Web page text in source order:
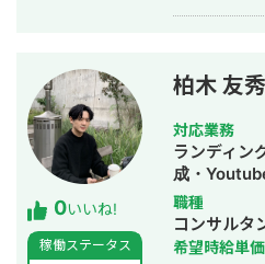
0いいね!
稼働ステータス
柏木 友秀
対応業務
ランディン
成・
ち上げ・
SNS運用代
ィング
職種
コンサルタ
希望時給単価